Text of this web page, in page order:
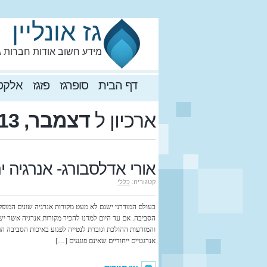
גז אונליין
מידע חשוב אודות חברות
דף הבית סופרגז פזגז
ארכיון ל דצמבר, 2013
אורי אדלסבורג- אנרגיה
קטגוריה: כללי
בעולם המודרני ישנם לא מעט מקורות אנרגיה שונים
הסביבה. אם עד היום למדנו להכיר מקורות אנרגיה אשר
והמודעות ההולכת וגוברת לנטייה לפגוע באיכות הסביבה
אנרגטיים ייחודיים שאינם פוגעים […]